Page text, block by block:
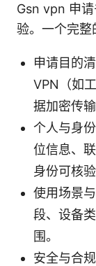
Gsn vpn 申
验。一个完整
申请目的
VPN（如
据加密传
个人与身
位信息、
身份可核验
使用场景
段、设备
围。
安全与合